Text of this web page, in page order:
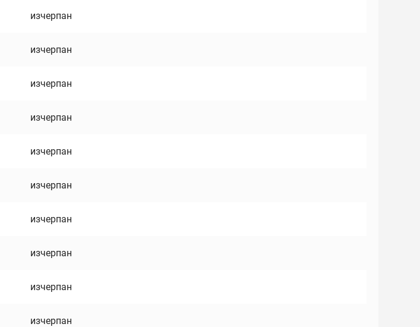
изчерпан
изчерпан
изчерпан
изчерпан
изчерпан
изчерпан
изчерпан
изчерпан
изчерпан
изчерпан